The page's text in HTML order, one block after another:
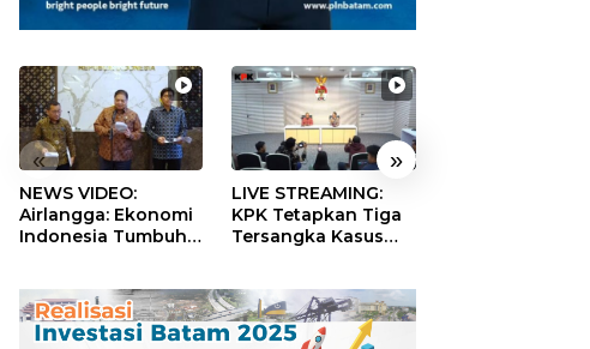
« »
NEWS VIDEO:
Airlangga: Ekonomi
Indonesia Tumbuh
LIVE STREAMING:
KPK Tetapkan Tiga
Tersangka Kasus
Pertamina